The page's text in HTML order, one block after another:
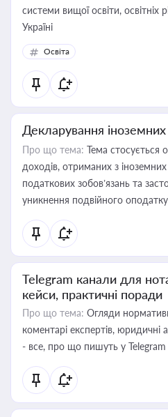
системи вищої освіти, освітніх
Україні
Освіта
Декларування іноземних
Про що тема: Тема стосується
доходів, отриманих з
податкових зобов’язань та
уникнення подвійного
Telegram канали для
кейси, практичні поради
Про що тема: Огляди
коментарі експертів, юридичні
- все, про що пишуть у Telegram